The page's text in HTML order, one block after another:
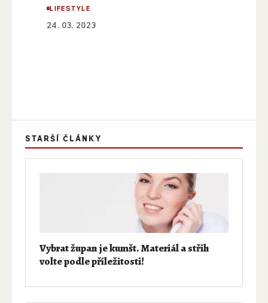
LIFESTYLE
24. 03. 2023
STARŠÍ ČLÁNKY
Vybrat župan je kumšt. Materiál a střih
volte podle příležitosti!